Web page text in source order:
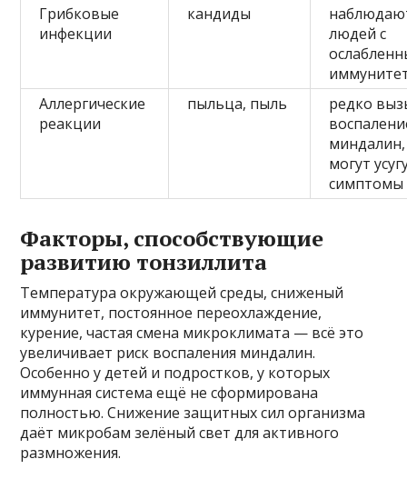
Грибковые
инфекции
кандиды
людей с
Аллергические
реакции
пыльца, пыль
редко
могут
симптомы
Факторы, способствующие
развитию тонзиллита
Температура окружающей среды, сниженый
иммунитет, постоянное переохлаждение,
курение, частая смена микроклимата — всё это
увеличивает риск воспаления миндалин.
Особенно у детей и подростков, у которых
иммунная система ещё не сформирована
полностью. Снижение защитных сил организма
даёт микробам зелёный свет для активного
размножения.